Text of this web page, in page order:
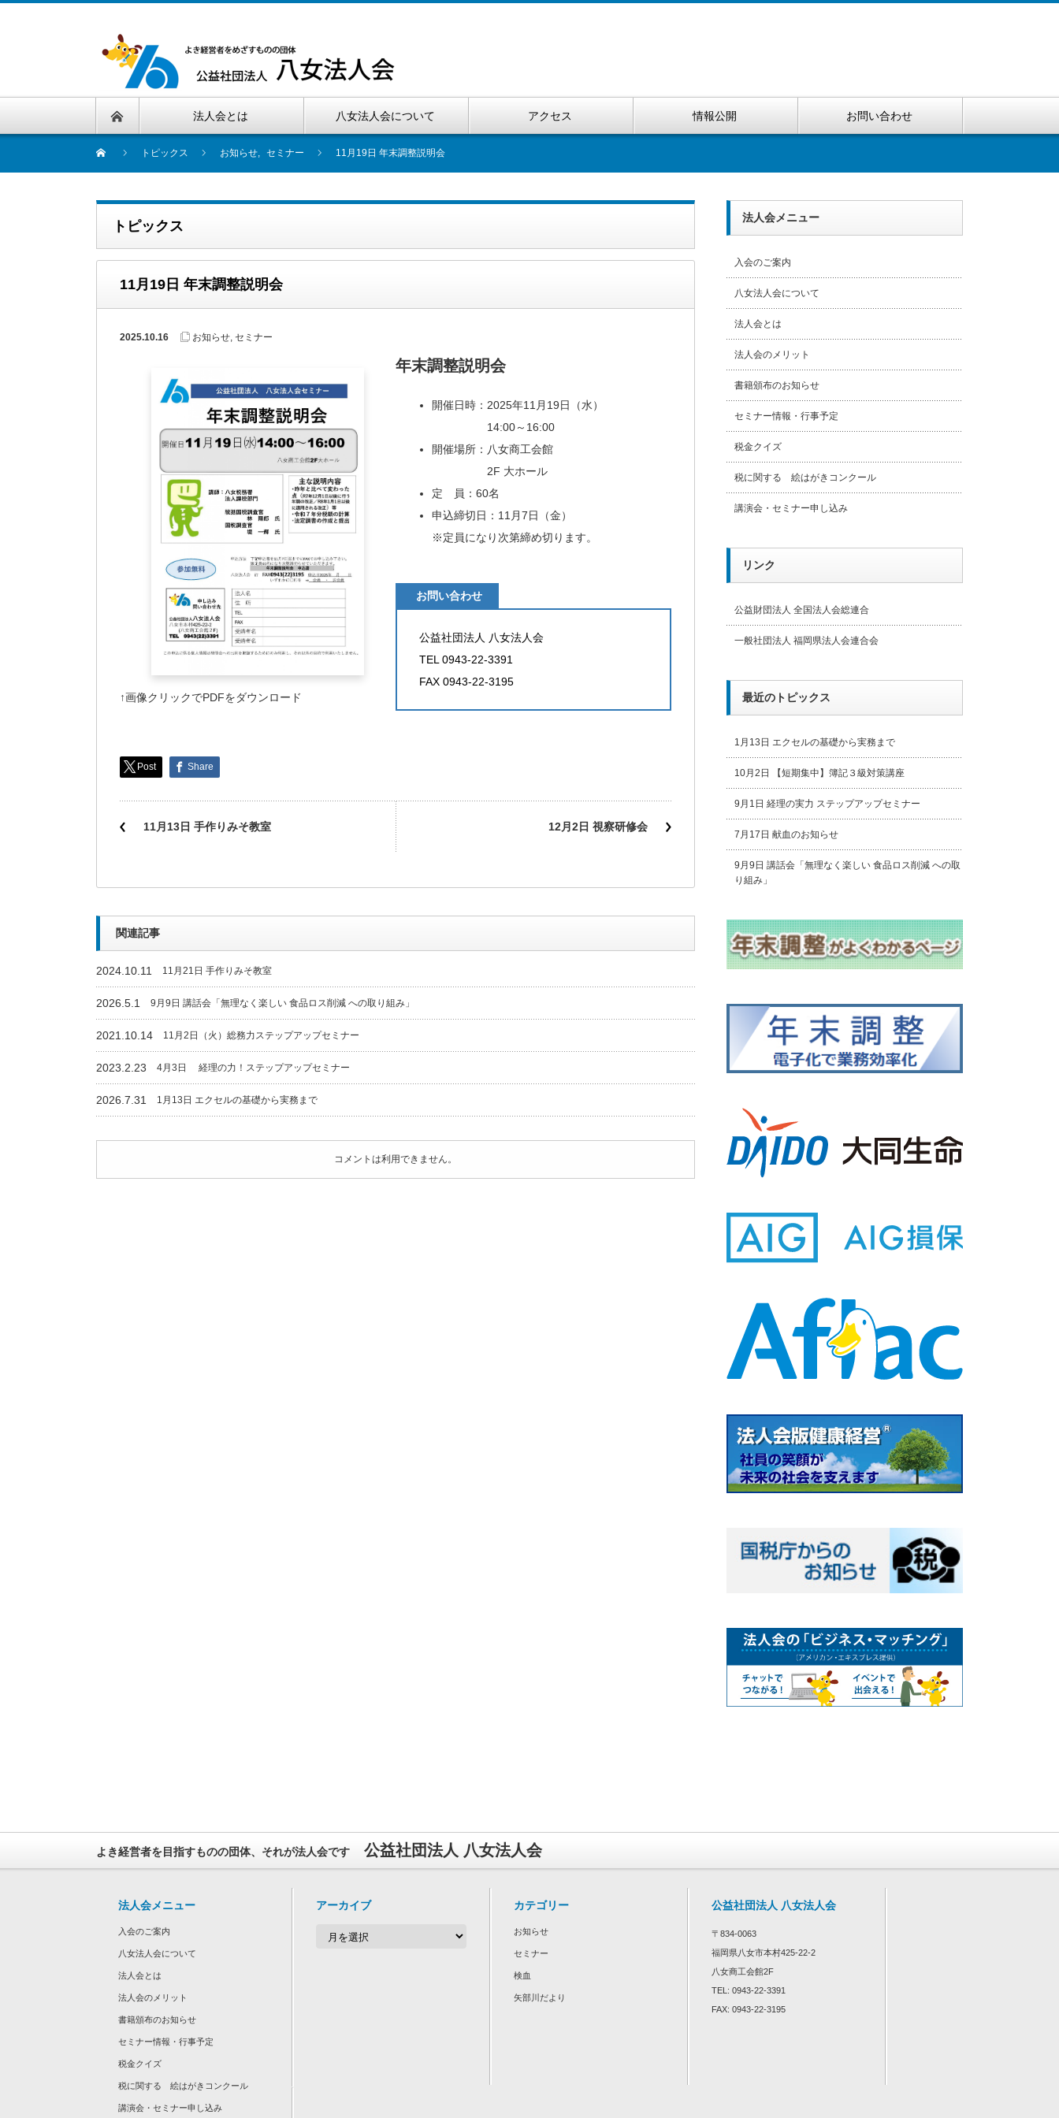
法人会とは 八女法人会について アクセス 情報公開 お問い合わせ
トピックス お知らせ, セミナー 11月19日 年末調整説明会
トピックス
11月19日 年末調整説明会
2025.10.16 お知らせ, セミナー
↑画像クリックでPDFをダウンロード
年末調整説明会
開催日時：2025年11月19日（水）
14:00～16:00
開催場所：八女商工会館
2F 大ホール
定 員：60名
申込締切日：11月7日（金）
※定員になり次第締め切ります。
お問い合わせ
公益社団法人 八女法人会
TEL 0943-22-3391
FAX 0943-22-3195
Post Share
11月13日 手作りみそ教室 12月2日 視察研修会
関連記事
2024.10.11 11月21日 手作りみそ教室
2026.5.1 9月9日 講話会「無理なく楽しい 食品ロス削減 への取り組み」
2021.10.14 11月2日（火）総務力ステップアップセミナー
2023.2.23 4月3日 経理の力！ステップアップセミナー
2026.7.31 1月13日 エクセルの基礎から実務まで
コメントは利用できません。
法人会メニュー
入会のご案内
八女法人会について
法人会とは
法人会のメリット
書籍頒布のお知らせ
セミナー情報・行事予定
税金クイズ
税に関する 絵はがきコンクール
講演会・セミナー申し込み
リンク
公益財団法人 全国法人会総連合
一般社団法人 福岡県法人会連合会
最近のトピックス
1月13日 エクセルの基礎から実務まで
10月2日 【短期集中】簿記３級対策講座
9月1日 経理の実力 ステップアップセミナー
7月17日 献血のお知らせ
9月9日 講話会「無理なく楽しい 食品ロス削減 への取
り組み」
よき経営者を目指すものの団体、それが法人会です 公益社団法人 八女法人会
法人会メニュー
入会のご案内
八女法人会について
法人会とは
法人会のメリット
書籍頒布のお知らせ
セミナー情報・行事予定
税金クイズ
税に関する 絵はがきコンクール
講演会・セミナー申し込み
アーカイブ カテゴリー
お知らせ
セミナー
検血
矢部川だより
公益社団法人 八女法人会
〒834-0063
福岡県八女市本村425-22-2
八女商工会館2F
TEL: 0943-22-3391
FAX: 0943-22-3195